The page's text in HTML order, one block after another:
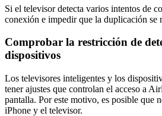
Si el televisor detecta varios intentos de
conexión e impedir que la duplicación se
Comprobar la restricción de
dispositivos
Los televisores inteligentes y los
tener ajustes que controlan el acceso a
pantalla. Por este motivo, es posible que
iPhone y el televisor.